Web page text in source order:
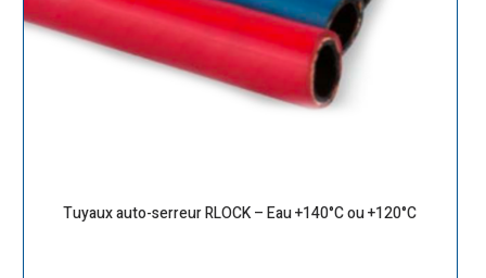
Tuyaux auto-serreur RLOCK – Eau +140°C ou +120°C